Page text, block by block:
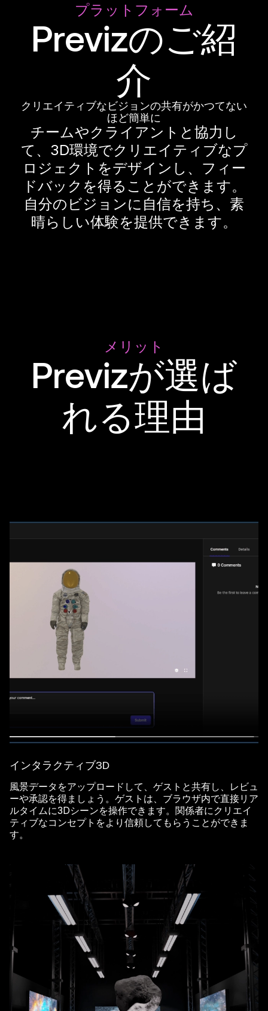
プラットフォーム
Previzのご紹
介
クリエイティブなビジョンの共有がかつてない
ほど簡単に
チームやクライアントと協力し
て、3D環境でクリエイティブなプ
ロジェクトをデザインし、フィー
ドバックを得ることができます。
自分のビジョンに自信を持ち、素
晴らしい体験を提供できます。
メリット
Previzが選ば
れる理由
インタラクティブ3D
風景データをアップロードして、ゲストと共有し、レビュ
ーや承認を得ましょう。ゲストは、ブラウザ内で直接リア
ルタイムに3Dシーンを操作できます。関係者にクリエイ
ティブなコンセプトをより信頼してもらうことができま
す。